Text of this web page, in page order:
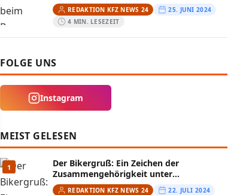
REDAKTION KFZ NEWS 24
25. JUNI 2024
4 MIN. LESEZEIT
FOLGE UNS
Instagram
MEIST GELESEN
1
Der Bikergruß: Ein Zeichen der
Zusammengehörigkeit unter
Motorradfahrern
REDAKTION KFZ NEWS 24
22. JULI 2024